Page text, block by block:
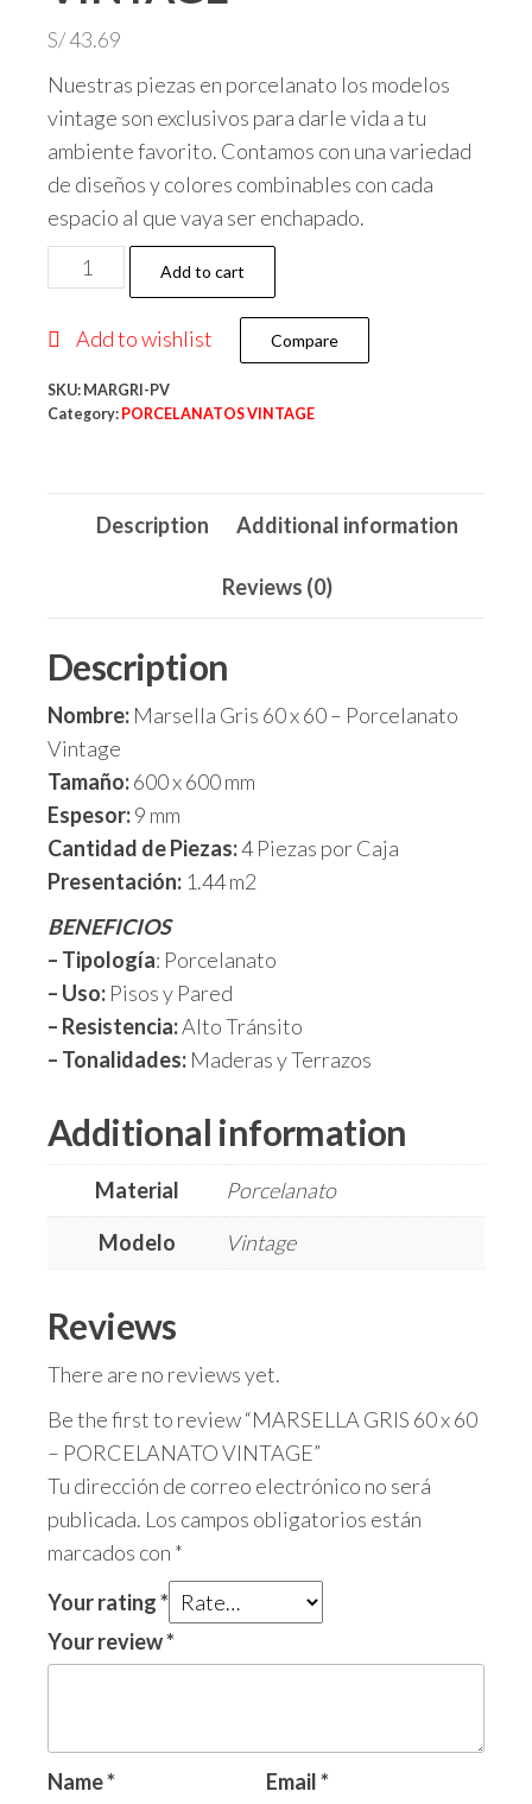
S/43.69
Nuestras piezas en porcelanato los modelos
vintage son exclusivos para darle vida a tu
ambiente favorito. Contamos con una variedad
de diseños y colores combinables con cada
espacio al que vaya ser enchapado.
MARSELLA
GRIS
60
60
-
quantity
Add to cart
Add to wishlist Compare
SKU: MARGRI-PV
Category: PORCELANATOS VINTAGE
Description Additional information
Reviews (0)
Description
Nombre: Marsella Gris 60 x 60 – Porcelanato
Vintage
Tamaño:600 x 600 mm
Espesor:9 mm
Cantidad de Piezas:4 Piezas por Caja
Presentación: 1.44 m2
BENEFICIOS
– Tipología: Porcelanato
– Uso: Pisos y Pared
– Resistencia:Alto Tránsito
– Tonalidades: Maderas y Terrazos
Additional information
Material
Porcelanato
Modelo
Vintage
Reviews
There are no reviews yet.
Be the first to review “MARSELLA GRIS 60 x 60
– PORCELANATO VINTAGE”
Tu dirección de correo electrónico no será
publicada. Los campos obligatorios están
marcados con *
Your rating*
Your review*
Name* Email*